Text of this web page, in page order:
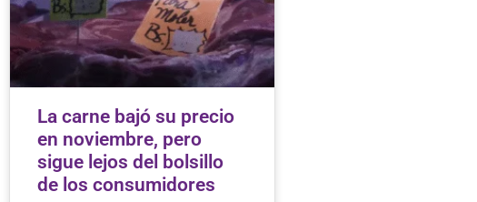
La carne bajó su precio
en noviembre, pero
sigue lejos del bolsillo
de los consumidores